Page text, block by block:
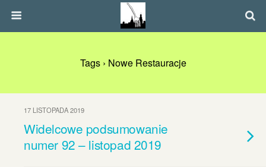
Tags › Nowe Restauracje
17 LISTOPADA 2019
Widelcowe podsumowanie
numer 92 – listopad 2019